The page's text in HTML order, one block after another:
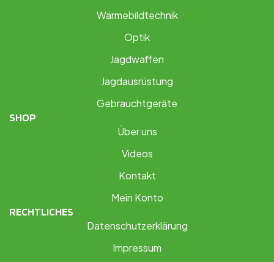
Wärmebildtechnik
Optik
Jagdwaffen
Jagdausrüstung
Gebrauchtgeräte
SHOP
Über uns
Videos
Kontakt
Mein Konto
RECHTLICHES
Datenschutzerklärung
Impressum